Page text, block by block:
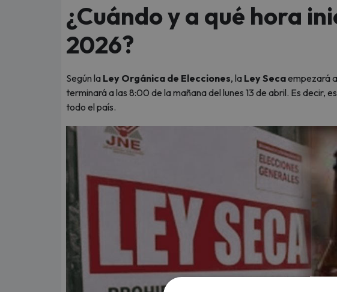
¿Cuándo y a qué hora
2026?
Según la Ley Orgánica de Elecciones, la Ley Secaempezará
terminará a las 8:00 de la mañana del lunes 13 de abril. Es decir,
todo el país.